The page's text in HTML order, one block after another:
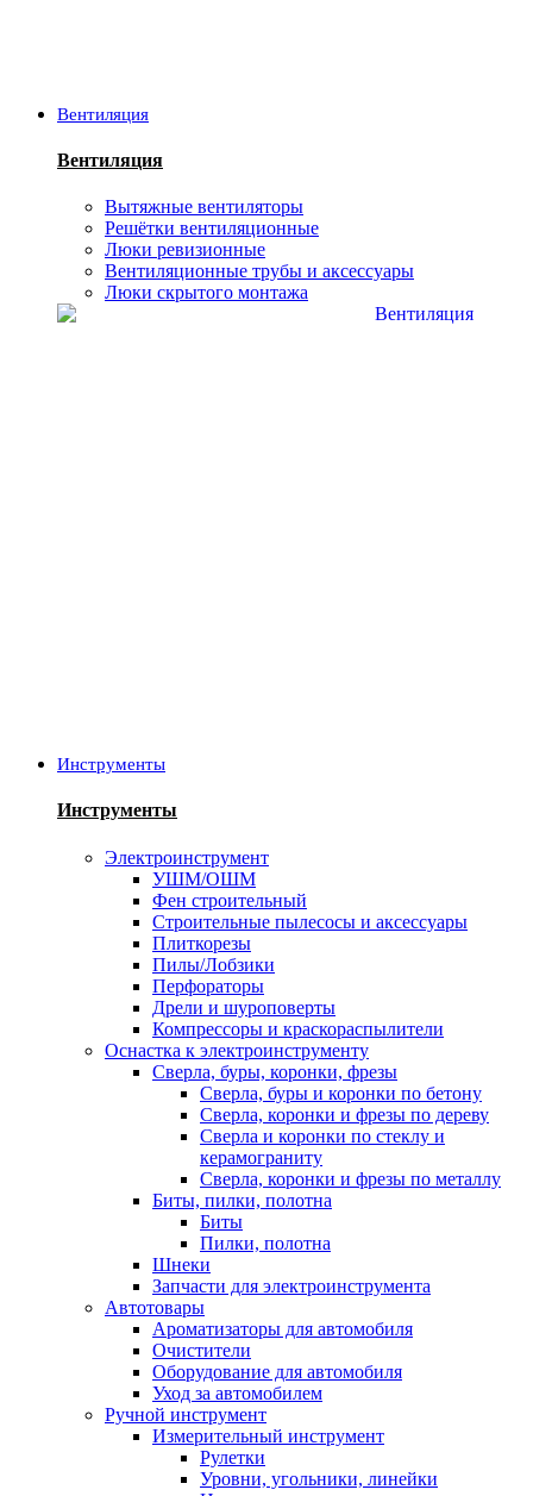
Вентиляция
Вентиляция
Вытяжные вентиляторы
Решётки вентиляционные
Люки ревизионные
Вентиляционные трубы и аксессуары
Люки скрытого монтажа
Инструменты
Инструменты
Электроинструмент
УШМ/ОШМ
Фен строительный
Строительные пылесосы и аксессуары
Плиткорезы
Пилы/Лобзики
Перфораторы
Дрели и шуроповерты
Компрессоры и краскораспылители
Оснастка к электроинструменту
Сверла, буры, коронки, фрезы
Сверла, буры и коронки по бетону
Сверла, коронки и фрезы по дереву
Сверла и коронки по стеклу и
керамограниту
Сверла, коронки и фрезы по металлу
Биты, пилки, полотна
Биты
Пилки, полотна
Шнеки
Запчасти для электроинструмента
Автотовары
Ароматизаторы для автомобиля
Очистители
Оборудование для автомобиля
Уход за автомобилем
Ручной инструмент
Измерительный инструмент
Рулетки
Уровни, угольники, линейки